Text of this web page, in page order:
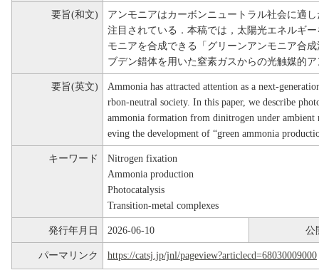
要旨(和文)
アンモニアはカーボンニュートラル社会に適
注目されている．本稿では，太陽光エネルギ
モニアを合成できる「グリーンアンモニア合
ブデン錯体を用いた窒素ガスからの光触媒的
要旨(英文)
Ammonia has attracted attention as a next-
rbon-neutral society. In this paper, we describe
ammonia formation from dinitrogen under ambient
eving the development of “green ammonia
キーワード
Nitrogen fixation
Ammonia production
Photocatalysis
Transition-metal complexes
発行年月日 2026-06-10 公
パーマリンク https://catsj.jp/jnl/pageview?articlecd=68030009000